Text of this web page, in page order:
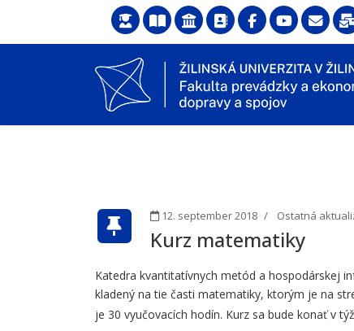
12. september 2018 Ostatná
Kurz matematiky
Katedra kvantitatívnych metód a hospodárskej
kladený na tie časti matematiky, ktorým je na
je 30 vyučovacích hodín. Kurz sa bude konať v